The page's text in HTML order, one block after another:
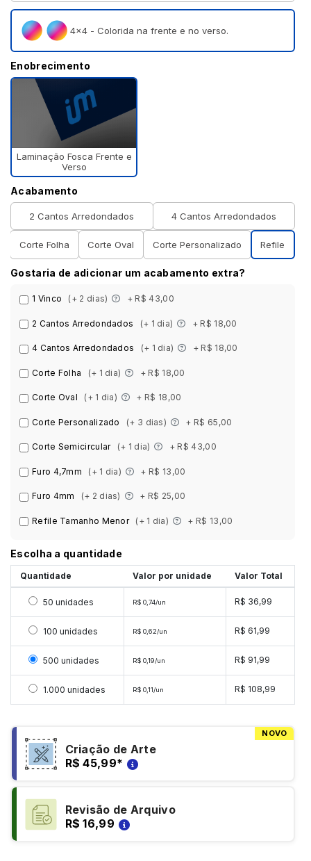
4×4 - Colorida na frente e no verso.
Enobrecimento
Laminação Fosca Frente e
Verso
Acabamento
2 Cantos Arredondados 4 Cantos Arredondados
Corte Folha Corte Oval Corte Personalizado Refile
Gostaria de adicionar um acabamento extra?
1 Vinco (+ 2 dias) + R$ 43,00
2 Cantos Arredondados (+ 1 dia) + R$ 18,00
4 Cantos Arredondados (+ 1 dia) + R$ 18,00
Corte Folha (+ 1 dia) + R$ 18,00
Corte Oval (+ 1 dia) + R$ 18,00
Corte Personalizado (+ 3 dias) + R$ 65,00
Corte Semicircular (+ 1 dia) + R$ 43,00
Furo 4,7mm (+ 1 dia) + R$ 13,00
Furo 4mm (+ 2 dias) + R$ 25,00
Refile Tamanho Menor (+ 1 dia) + R$ 13,00
Escolha a quantidade
Quantidade Valor por unidade Valor Total
Selecionar 50 unidades
50 unidades R$ 0,74/un R$ 36,99
Selecionar 100 unidades
100 unidades R$ 0,62/un R$ 61,99
Selecionar 500 unidades
500 unidades R$ 0,19/un R$ 91,99
Selecionar 1000 unidades
1.000 unidades R$ 0,11/un R$ 108,99
NOVO
Criação de Arte
R$ 45,99*
Revisão de Arquivo
R$ 16,99